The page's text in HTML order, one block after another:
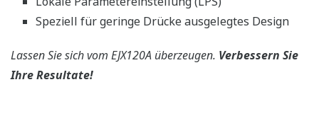
Speziell für geringe Drücke ausgelegtes Design
Lassen Sie sich vom EJX120A überzeugen. Verbessern Sie
Ihre Resultate!